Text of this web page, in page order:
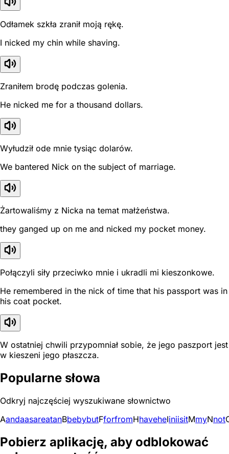
Odłamek szkła zranił moją rękę.
I nicked my chin while shaving.
Zraniłem brodę podczas golenia.
He nicked me for a thousand dollars.
Wyłudził ode mnie tysiąc dolarów.
We bantered Nick on the subject of marriage.
Żartowaliśmy z Nicka na temat małżeństwa.
they ganged up on me and nicked my pocket money.
Połączyli siły przeciwko mnie i ukradli mi kieszonkowe.
He remembered in the nick of time that his passport was in
his coat pocket.
W ostatniej chwili przypomniał sobie, że jego paszport jest
w kieszeni jego płaszcza.
Popularne słowa
Odkryj najczęściej wyszukiwane słownictwo
AandaasareatanBbebybutFforfromHhaveheIiniisitMmyNnot
Pobierz aplikację, aby odblokować